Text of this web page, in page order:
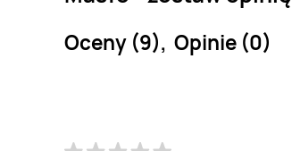
Oceny (9), Opinie (0)